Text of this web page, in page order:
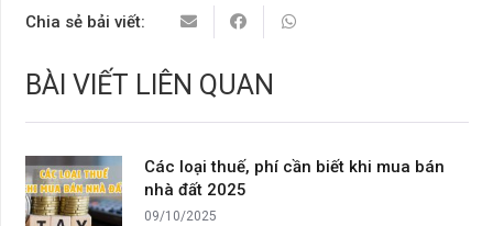
Chia sẻ bải viết:
BÀI VIẾT LIÊN QUAN
Các loại thuế, phí cần biết khi mua bán
nhà đất 2025
09/10/2025